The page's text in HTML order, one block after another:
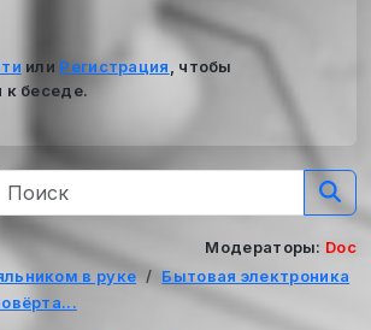
или Регистрация, чтобы
к беседе.
Модераторы: Doc
в руке
Бытовая электроника